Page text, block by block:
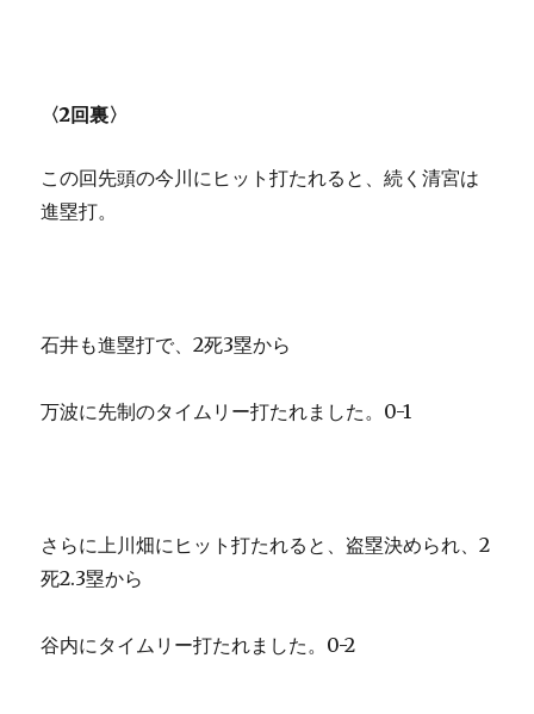
〈2回裏〉
この回先頭の今川にヒット打たれると、続く清宮は
進塁打。
石井も進塁打で、2死3塁から
万波に先制のタイムリー打たれました。0-1
さらに上川畑にヒット打たれると、盗塁決められ、2
死2.3塁から
谷内にタイムリー打たれました。0-2